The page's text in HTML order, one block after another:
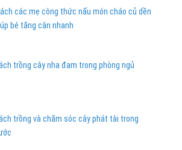
các mẹ công thức nấu món cháo củ dền
bé tăng cân nhanh
trồng cây nha đam trong phòng ngủ
trồng và chăm sóc cây phát tài trong